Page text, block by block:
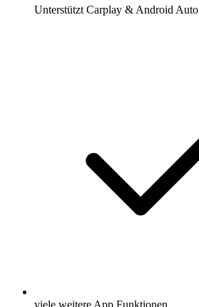
Unterstützt Carplay & Android Auto